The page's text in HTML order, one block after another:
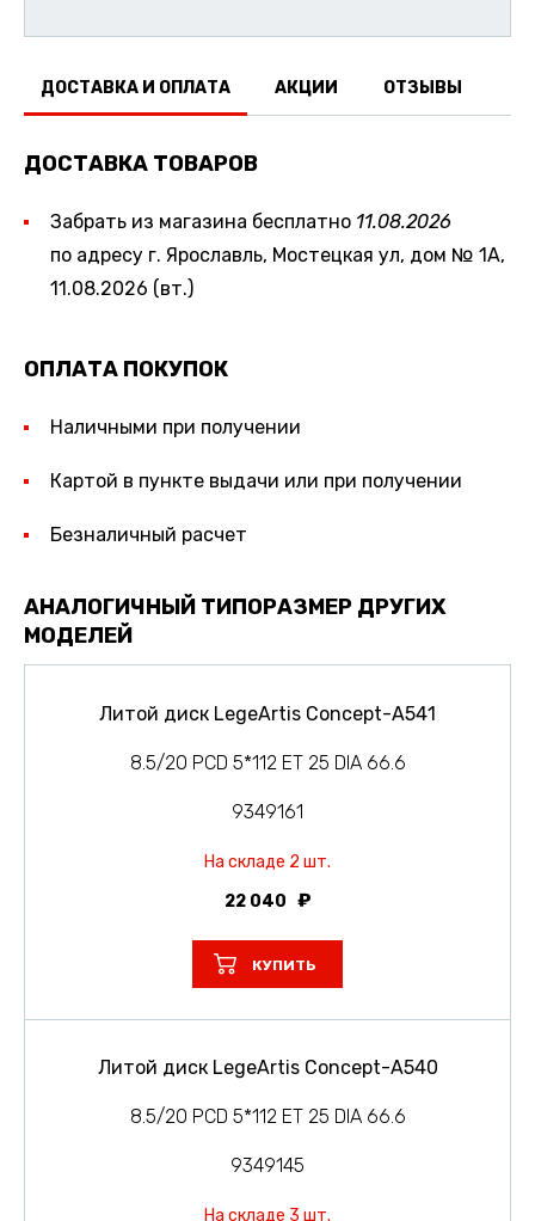
ДОСТАВКА И ОПЛАТА АКЦИИ ОТЗЫВЫ
ДОСТАВКА ТОВАРОВ
Забрать из магазина бесплатно 11.08.2026
по адресу г. Ярославль, Мостецкая ул, дом № 1А,
11.08.2026 (вт.)
ОПЛАТА ПОКУПОК
Наличными при получении
Картой в пункте выдачи или при получении
Безналичный расчет
АНАЛОГИЧНЫЙ ТИПОРАЗМЕР ДРУГИХ
МОДЕЛЕЙ
Литой диск LegeArtis Concept-A541
8.5/20 PCD 5*112 ET 25 DIA 66.6
9349161
На складе 2 шт.
22 040
КУПИТЬ
Литой диск LegeArtis Concept-A540
8.5/20 PCD 5*112 ET 25 DIA 66.6
9349145
На складе 3 шт.